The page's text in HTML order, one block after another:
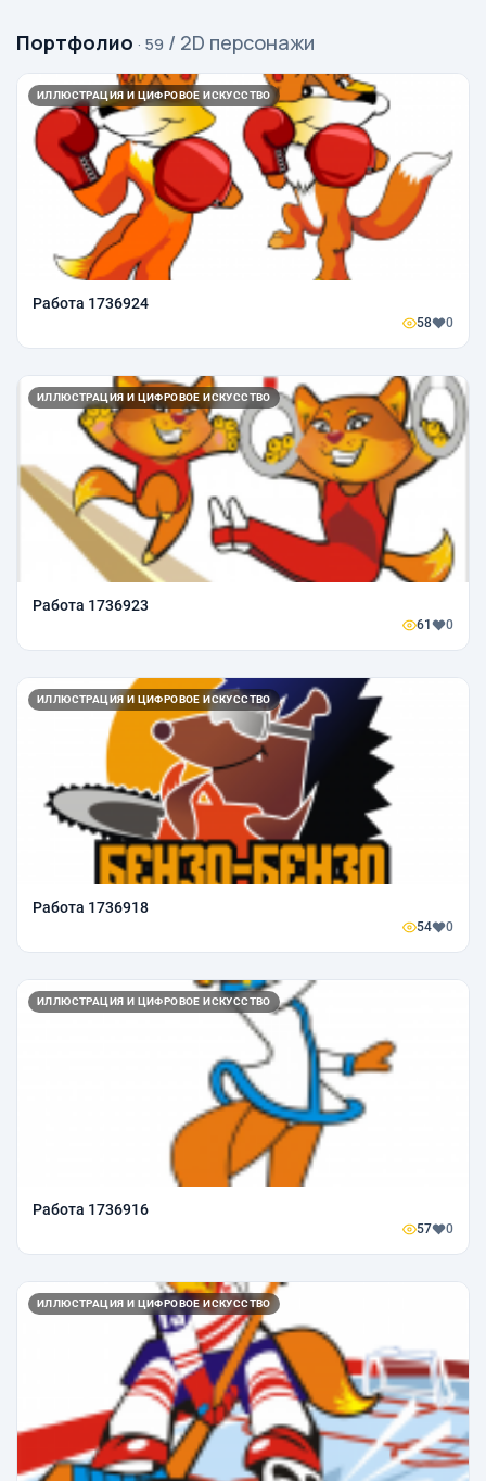
Портфолио · 59 / 2D персонажи
ИЛЛЮСТРАЦИЯ И ЦИФРОВОЕ ИСКУССТВО
Работа 1736924
58 0
ИЛЛЮСТРАЦИЯ И ЦИФРОВОЕ ИСКУССТВО
Работа 1736923
61 0
ИЛЛЮСТРАЦИЯ И ЦИФРОВОЕ ИСКУССТВО
Работа 1736918
54 0
ИЛЛЮСТРАЦИЯ И ЦИФРОВОЕ ИСКУССТВО
Работа 1736916
57 0
ИЛЛЮСТРАЦИЯ И ЦИФРОВОЕ ИСКУССТВО